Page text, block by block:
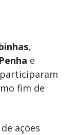
,
e
participaram
fim de
ações